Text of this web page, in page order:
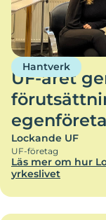
Hantverk
UF-året
Lockande UF
UF-företag
Läs mer om hur
yrkeslivet